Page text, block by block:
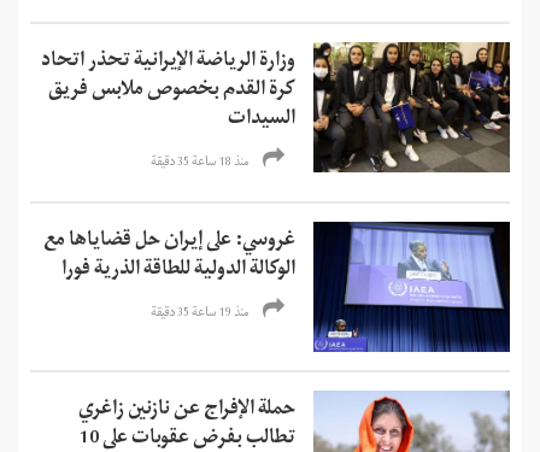
وزارة الرياضة الإيرانية تحذر اتحاد
كرة القدم بخصوص ملابس فريق
السيدات
منذ 18 ساعة 35 دقیقة
غروسي: على إيران حل قضاياها مع
الوكالة الدولية للطاقة الذرية فورا
منذ 19 ساعة 35 دقیقة
حملة الإفراج عن نازنين زاغري
تطالب بفرض عقوبات على 10